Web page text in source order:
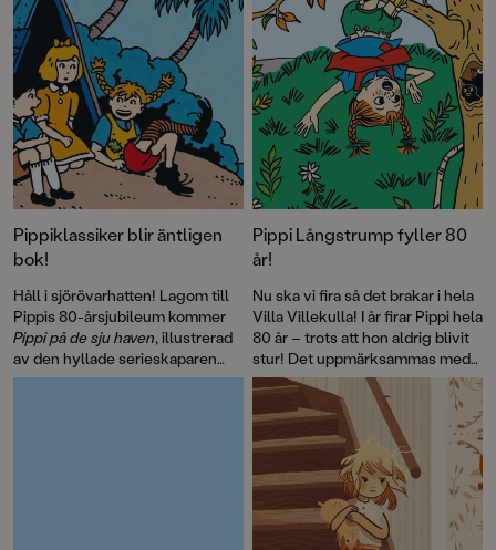
Pippiklassiker blir äntligen
bok!
Håll i sjörövarhatten! Lagom till
Pippis 80-årsjubileum kommer
Pippi på de sju haven, illustrerad
av den hyllade serieskaparen
Fabian Göranson. Astrid
Pippi Långstrump fyller 80
år!
Nu ska vi fira så det brakar i hela
Villa Villekulla! I år firar Pippi hela
80 år – trots att hon aldrig blivit
stur! Det uppmärksammas med
flera böcker, däribland David
Känner du Astrid
Lindgrenoch en
genomillustrerad version av
Pippi på de sju haven.